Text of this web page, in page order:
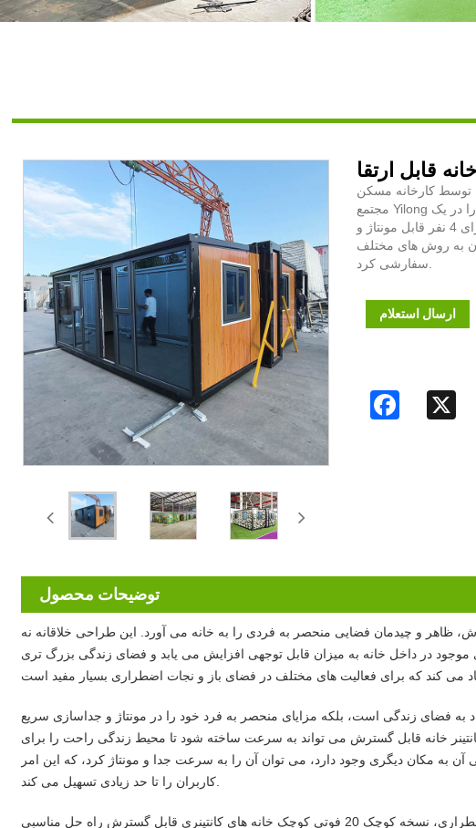
که توسط کارخانه مسکن
مجتمع Yilong ساخته شده است اندازه کوچکی دارد و می تواند شش واحد را در یک
کانتینر به ارتفاع 40 فوت حمل کند. نصب سریع است و برای 4 نفر قابل مونتاژ و
به روش های مختلف
سفارشی کرد.
ارسال استعلام
FacebookX
توضیحات محصول
گسترش، ظاهر و چیدمان فضایی منحصر به فردی را به خانه می آورد. این طراحی خلاقانه نه
موجود در داخل خانه به میزان قابل توجهی افزایش می یابد و فضای زندگی بزرگ تری
به فضای زندگی است، بلکه مزایای منحصر به فرد خود را در مونتاژ و جداسازی سریع
20 فوتی نسخه کوچک کانتینر خانه قابل گسترش می تواند به سرعت ساخته شود تا محیط زندگی راحت را برای
آن به مکان دیگری وجود دارد، می توان آن را به سرعت جدا و مونتاژ کرد، که این امر
چه در ماجراجویی در فضای باز، چه در کمپینگ یا نجات اضطراری، نسخه کوچک 20 فوتی کوچک خانه های کانتینری قابل گسترش راه حل مناسبی